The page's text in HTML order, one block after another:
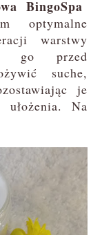
BingoSpa
optymalne
warstwy
go przed
suche,
je
ułożenia. Na